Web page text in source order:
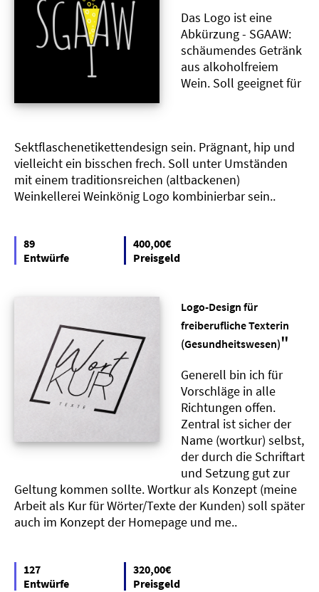
Das Logo ist eine
Abkürzung - SGAAW:
schäumendes Getränk
aus alkoholfreiem
Wein. Soll geeignet für
Sektflaschenetikettendesign sein. Prägnant, hip und
vielleicht ein bisschen frech. Soll unter Umständen
mit einem traditionsreichen (altbackenen)
Weinkellerei Weinkönig Logo kombinierbar sein..
89
Entwürfe
400,00€
Preisgeld
Logo-Design für
freiberufliche Texterin
(Gesundheitswesen)"
Generell bin ich für
Vorschläge in alle
Richtungen offen.
Zentral ist sicher der
Name (wortkur) selbst,
der durch die Schriftart
und Setzung gut zur
Geltung kommen sollte. Wortkur als Konzept (meine
Arbeit als Kur für Wörter/Texte der Kunden) soll später
auch im Konzept der Homepage und me..
127
Entwürfe
320,00€
Preisgeld